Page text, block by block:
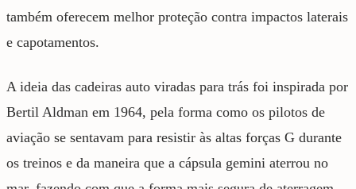
também oferecem melhor proteção contra impactos laterais
e capotamentos.
A ideia das cadeiras auto viradas para trás foi inspirada por
Bertil Aldman em 1964, pela forma como os pilotos de
aviação se sentavam para resistir às altas forças G durante
os treinos e da maneira que a cápsula gemini aterrou no